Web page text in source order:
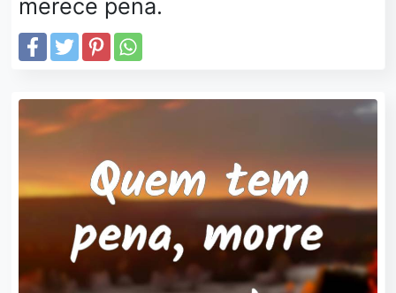
merece pena.